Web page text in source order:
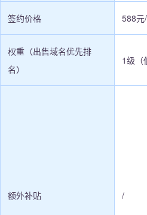
签约价格 588元
权重（出售域名优先排
名）
1级（
额外补贴 /